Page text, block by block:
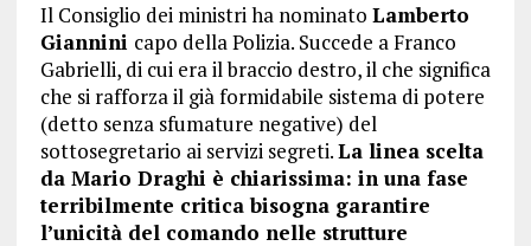
Il Consiglio dei ministri ha nominato Lamberto
Giannini capo della Polizia. Succede a Franco
Gabrielli, di cui era il braccio destro, il che significa
che si rafforza il già formidabile sistema di potere
(detto senza sfumature negative) del
sottosegretario ai servizi segreti.La linea scelta
da Mario Draghi è chiarissima: in una fase
terribilmente critica bisogna garantire
l’unicità del comando nelle strutture